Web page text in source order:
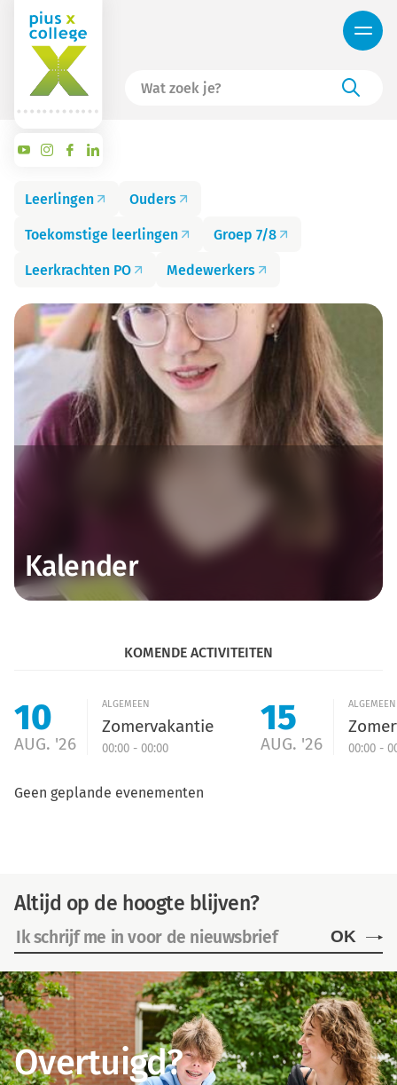
Leerlingen Ouders
Toekomstige leerlingen Groep 7/8
Leerkrachten PO Medewerkers
Kalender
KOMENDE ACTIVITEITEN
10
AUG. '26
ALGEMEEN
Zomervakantie
00:00 - 00:00
15
AUG. '26
ALGEMEEN
00:00 -
Geen geplande evenementen
Altijd op de hoogte blijven?
OK
Overtuigd?